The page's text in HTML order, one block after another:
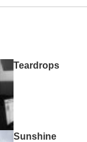
Teardrops
Sunshine